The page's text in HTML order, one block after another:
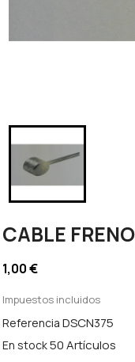
CABLE FRENO
1,00 €
Impuestos incluidos
Referencia DSCN375
En stock50 Artículos